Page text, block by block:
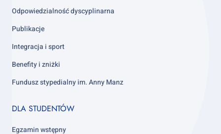
Odpowiedzialność dyscyplinarna
Publikacje
Integracja i sport
Benefity i zniżki
Fundusz stypedialny im. Anny Manz
Footer
4
DLA STUDENTÓW
Egzamin wstępny